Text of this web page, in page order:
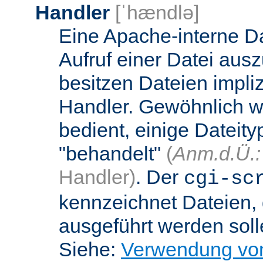
Handler [ˈhændlə]
Eine Apache-interne
Aufruf einer Datei
besitzen Dateien
Handler. Gewöhnlich
bedient, einige
"behandelt" (Anm.d.Ü.:
Handler). Der cgi-
kennzeichnet
ausgeführt werden
Siehe: Verwendung